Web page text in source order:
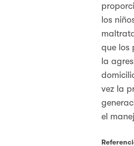
los
que los
la
vez la
el